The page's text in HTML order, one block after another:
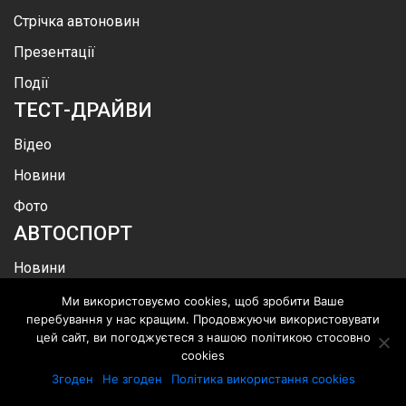
Стрічка автоновин
Презентації
Події
ТЕСТ-ДРАЙВИ
Відео
Новини
Фото
АВТОСПОРТ
Новини
Відео
Ралі Дакар
Ми використовуємо cookies, щоб зробити Ваше
перебування у нас кращим. Продовжуючи використовувати
цей сайт, ви погоджуєтеся з нашою політикою стосовно
cookies
Згоден
Не згоден Політика використання cookies